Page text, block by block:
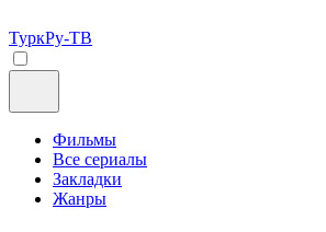
ТуркРу-ТВ
Фильмы
Все сериалы
Закладки
Жанры